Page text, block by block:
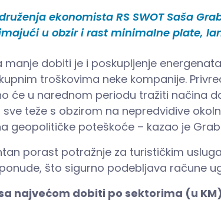
ekonomista RS SWOT Saša
u obzir i rast minimalne plate,
dobiti je i poskupljenje
troškovima neke kompanije.
će u narednom periodu tražiti načina
teže s obzirom na nepredvidive
geopolitičke poteškoće – kazao je
porast potražnje za turističkim
što sigurno podebljava račune
najvećom dobiti po sektorima (u